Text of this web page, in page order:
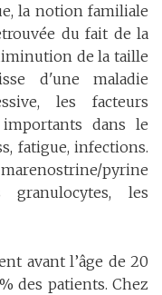
la notion familiale
du fait de la
de la taille
d'une maladie
les facteurs
dans le
fatigue, infections.
pyrine
les
avant l’âge de 20
des patients. Chez